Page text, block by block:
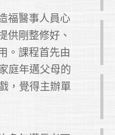
福醫事人員心
供剛整修好、
。課程首先由
庭年邁父母的
，覺得主辦單